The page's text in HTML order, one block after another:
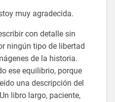
muy agradecida.
con detalle sin
ningún tipo de libertad
de la historia.
ese equilibrio, porque
una descripción del
libro largo, paciente,